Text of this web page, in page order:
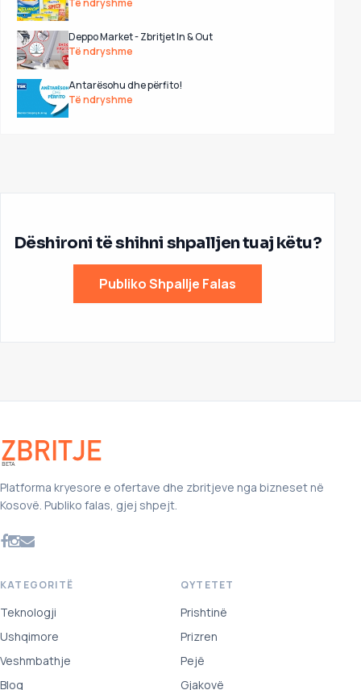
Deppo Market - Zbritjet In & Out
Të ndryshme
Antarësohu dhe përfito!
Të ndryshme
Dëshironi të shihni shpalljen tuaj këtu?
Publiko Shpallje Falas
Platforma kryesore e ofertave dhe zbritjeve nga bizneset në
Kosovë. Publiko falas, gjej shpejt.
KATEGORITË
Teknologji
Ushqimore
Veshmbathje
Blog
QYTETET
Prishtinë
Prizren
Pejë
Gjakovë